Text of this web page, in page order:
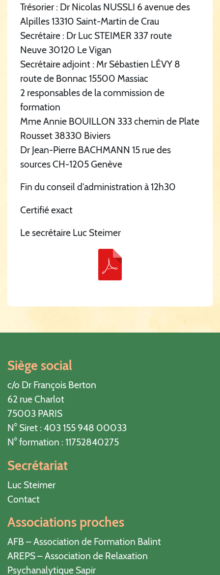
Trésorier : Dr Nicolas NUSSLI 6 avenue des
Alpilles 13310 Saint-Martin de Crau
Secrétaire : Dr Luc STEIMER 337 route
Neuve 30120 Le Vigan
Secrétaire adjoint : Mr Sébastien LÉVY 8
route de Bonnac 15500 Massiac
2 responsables de la commission de
formation
Mme Annie BOUILLON 333 chemin de Plate
Rousset 38330 Biviers
Dr Jean-Pierre BACHMANN 15 rue des
sources CH-1205 Genève
Fin du conseil d’administration à 12h30
Certifié exact
Le secrétaire Luc Steimer
Siège social
c/o Dr François Berton
62 rue Charlot
75003 PARIS
N° Siret : 403 155 948 00033
N° formation : 11752840275
Secrétariat
Luc Steimer
Contact
Associations proches
AFB – Association de Formation Balint
AREPS – Association de Relaxation
Psychanalytique Sapir